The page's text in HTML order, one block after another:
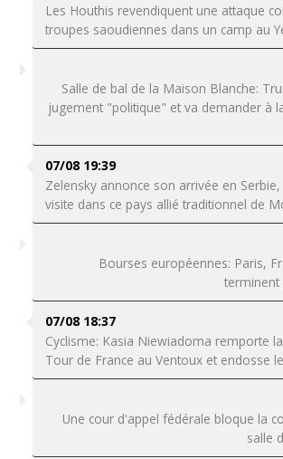
Les Houthis revendiquent une attaque
troupes saoudiennes dans un camp au
Salle de bal de la Maison Blanche:
jugement "politique" et va demander à
07/08 19:39
Zelensky annonce son arrivée en
visite dans ce pays allié traditionnel de
Bourses européennes: Paris,
terminent
07/08 18:37
Cyclisme: Kasia Niewiadoma remporte
Tour de France au Ventoux et endosse
Une cour d'appel fédérale bloque la
salle